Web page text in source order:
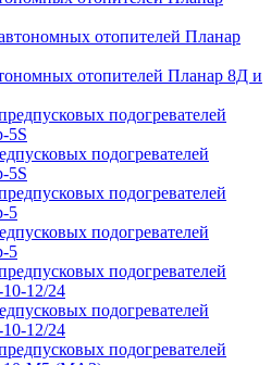
отопителей Планар 8Д и
подогревателей
5S
подогревателей
5
подогревателей
12/24